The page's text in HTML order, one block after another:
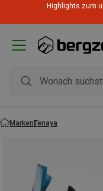
Highlights zum
MarkenTenaya